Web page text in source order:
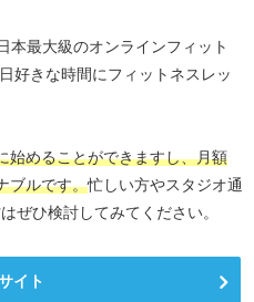
本最大級のオンラインフィット
好きな時間にフィットネスレッ
始めることができますし、月額
ブルです。忙しい方やスタジオ通
ぜひ検討してみてください。
イト